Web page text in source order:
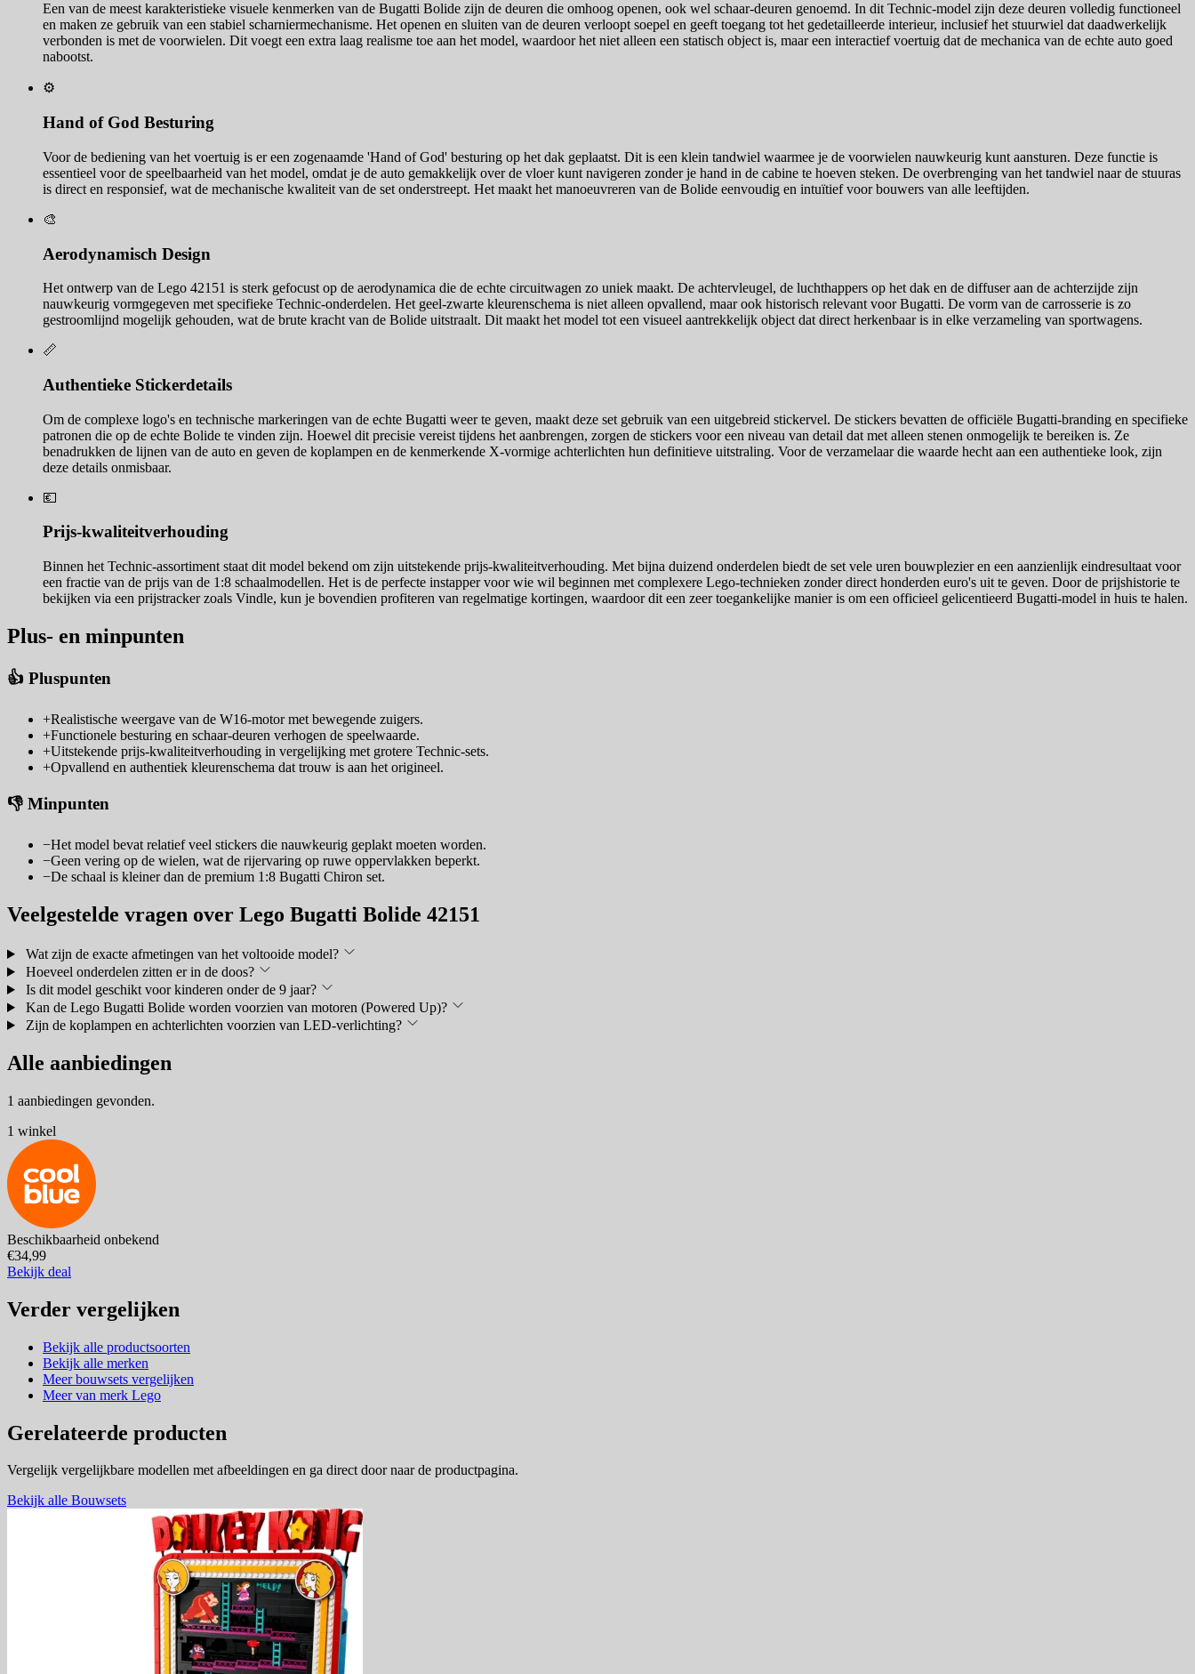
Een van de meest karakteristieke visuele kenmerken van de Bugatti Bolide zijn de deuren die omhoog openen, ook wel schaar-deuren genoemd. In dit Technic-model zijn deze deuren volledig functioneel
en maken ze gebruik van een stabiel scharniermechanisme. Het openen en sluiten van de deuren verloopt soepel en geeft toegang tot het gedetailleerde interieur, inclusief het stuurwiel dat daadwerkelijk
verbonden is met de voorwielen. Dit voegt een extra laag realisme toe aan het model, waardoor het niet alleen een statisch object is, maar een interactief voertuig dat de mechanica van de echte auto goed
nabootst.
⚙️
Hand of God Besturing
Voor de bediening van het voertuig is er een zogenaamde 'Hand of God' besturing op het dak geplaatst. Dit is een klein tandwiel waarmee je de voorwielen nauwkeurig kunt aansturen. Deze functie is
essentieel voor de speelbaarheid van het model, omdat je de auto gemakkelijk over de vloer kunt navigeren zonder je hand in de cabine te hoeven steken. De overbrenging van het tandwiel naar de stuuras
is direct en responsief, wat de mechanische kwaliteit van de set onderstreept. Het maakt het manoeuvreren van de Bolide eenvoudig en intuïtief voor bouwers van alle leeftijden.
🎨
Aerodynamisch Design
Het ontwerp van de Lego 42151 is sterk gefocust op de aerodynamica die de echte circuitwagen zo uniek maakt. De achtervleugel, de luchthappers op het dak en de diffuser aan de achterzijde zijn
nauwkeurig vormgegeven met specifieke Technic-onderdelen. Het geel-zwarte kleurenschema is niet alleen opvallend, maar ook historisch relevant voor Bugatti. De vorm van de carrosserie is zo
gestroomlijnd mogelijk gehouden, wat de brute kracht van de Bolide uitstraalt. Dit maakt het model tot een visueel aantrekkelijk object dat direct herkenbaar is in elke verzameling van sportwagens.
📏
Authentieke Stickerdetails
Om de complexe logo's en technische markeringen van de echte Bugatti weer te geven, maakt deze set gebruik van een uitgebreid stickervel. De stickers bevatten de officiële Bugatti-branding en specifieke
patronen die op de echte Bolide te vinden zijn. Hoewel dit precisie vereist tijdens het aanbrengen, zorgen de stickers voor een niveau van detail dat met alleen stenen onmogelijk te bereiken is. Ze
benadrukken de lijnen van de auto en geven de koplampen en de kenmerkende X-vormige achterlichten hun definitieve uitstraling. Voor de verzamelaar die waarde hecht aan een authentieke look, zijn
deze details onmisbaar.
💶
Prijs-kwaliteitverhouding
Binnen het Technic-assortiment staat dit model bekend om zijn uitstekende prijs-kwaliteitverhouding. Met bijna duizend onderdelen biedt de set vele uren bouwplezier en een aanzienlijk eindresultaat voor
een fractie van de prijs van de 1:8 schaalmodellen. Het is de perfecte instapper voor wie wil beginnen met complexere Lego-technieken zonder direct honderden euro's uit te geven. Door de prijshistorie te
bekijken via een prijstracker zoals Vindle, kun je bovendien profiteren van regelmatige kortingen, waardoor dit een zeer toegankelijke manier is om een officieel gelicentieerd Bugatti-model in huis te halen.
Plus- en minpunten
👍 Pluspunten
+Realistische weergave van de W16-motor met bewegende zuigers.
+Functionele besturing en schaar-deuren verhogen de speelwaarde.
+Uitstekende prijs-kwaliteitverhouding in vergelijking met grotere Technic-sets.
+Opvallend en authentiek kleurenschema dat trouw is aan het origineel.
👎 Minpunten
−Het model bevat relatief veel stickers die nauwkeurig geplakt moeten worden.
−Geen vering op de wielen, wat de rijervaring op ruwe oppervlakken beperkt.
−De schaal is kleiner dan de premium 1:8 Bugatti Chiron set.
Veelgestelde vragen over Lego Bugatti Bolide 42151
Wat zijn de exacte afmetingen van het voltooide model?
Hoeveel onderdelen zitten er in de doos?
Is dit model geschikt voor kinderen onder de 9 jaar?
Kan de Lego Bugatti Bolide worden voorzien van motoren (Powered Up)?
Zijn de koplampen en achterlichten voorzien van LED-verlichting?
Alle aanbiedingen
1 aanbiedingen gevonden.
1 winkel
Beschikbaarheid onbekend
€34,99
Bekijk deal
Verder vergelijken
Bekijk alle productsoorten
Bekijk alle merken
Meer bouwsets vergelijken
Meer van merk Lego
Gerelateerde producten
Vergelijk vergelijkbare modellen met afbeeldingen en ga direct door naar de productpagina.
Bekijk alle Bouwsets